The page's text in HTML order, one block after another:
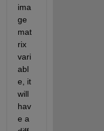
ima
ge
mat
rix
vari
abl
e, it
will
hav
e a